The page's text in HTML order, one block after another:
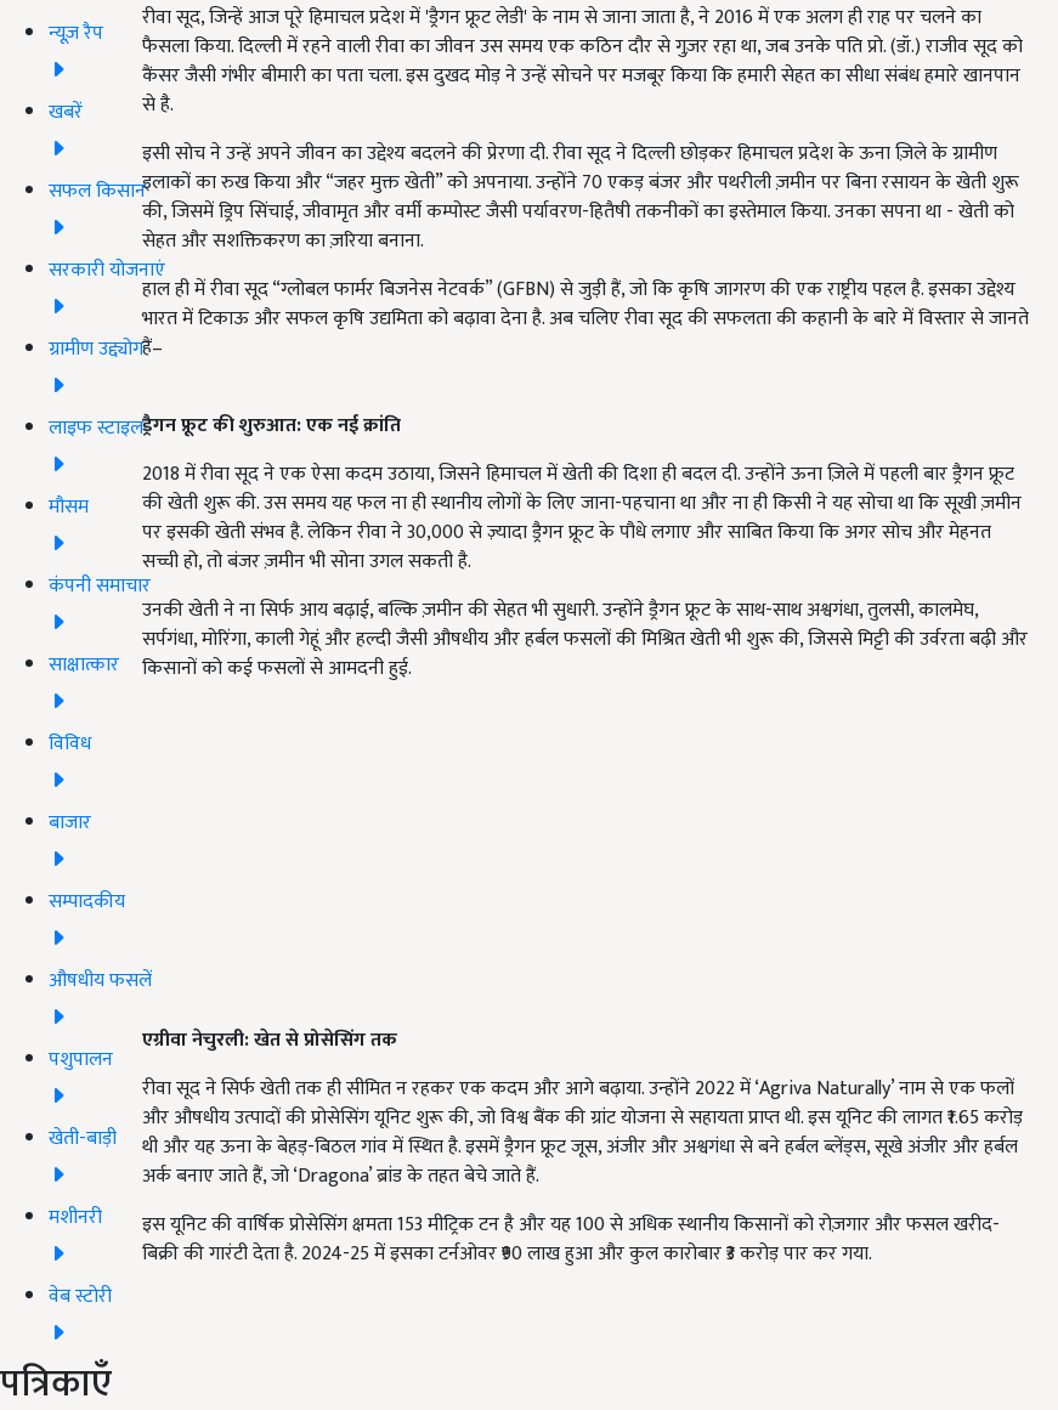
न्यूज़ रैप
खबरें
सफल किसान
सरकारी योजनाएं
ग्रामीण उद्द्योग
लाइफ स्टाइल
मौसम
कंपनी समाचार
साक्षात्कार
विविध
बाजार
सम्पादकीय
औषधीय फसलें
पशुपालन
खेती-बाड़ी
मशीनरी
वेब स्टोरी
पत्रिकाएँ
रीवा सूद, जिन्हें आज पूरे हिमाचल प्रदेश में 'ड्रैगन फ्रूट लेडी' के नाम से जाना जाता है, ने 2016 में एक अलग ही राह पर चलने का
फैसला किया. दिल्ली में रहने वाली रीवा का जीवन उस समय एक कठिन दौर से गुज़र रहा था, जब उनके पति प्रो. (डॉ.) राजीव सूद को
कैंसर जैसी गंभीर बीमारी का पता चला. इस दुखद मोड़ ने उन्हें सोचने पर मजबूर किया कि हमारी सेहत का सीधा संबंध हमारे खानपान
से है.
इसी सोच ने उन्हें अपने जीवन का उद्देश्य बदलने की प्रेरणा दी. रीवा सूद ने दिल्ली छोड़कर हिमाचल प्रदेश के ऊना ज़िले के ग्रामीण
इलाकों का रुख किया और “जहर मुक्त खेती” को अपनाया. उन्होंने 70 एकड़ बंजर और पथरीली ज़मीन पर बिना रसायन के खेती शुरू
की, जिसमें ड्रिप सिंचाई, जीवामृत और वर्मी कम्पोस्ट जैसी पर्यावरण-हितैषी तकनीकों का इस्तेमाल किया. उनका सपना था - खेती को
सेहत और सशक्तिकरण का ज़रिया बनाना.
हाल ही में रीवा सूद “ग्लोबल फार्मर बिजनेस नेटवर्क” (GFBN) से जुड़ी हैं, जो कि कृषि जागरण की एक राष्ट्रीय पहल है. इसका उद्देश्य
भारत में टिकाऊ और सफल कृषि उद्यमिता को बढ़ावा देना है. अब चलिए रीवा सूद की सफलता की कहानी के बारे में विस्तार से जानते
हैं–
ड्रैगन फ्रूट की शुरुआत: एक नई क्रांति
2018 में रीवा सूद ने एक ऐसा कदम उठाया, जिसने हिमाचल में खेती की दिशा ही बदल दी. उन्होंने ऊना ज़िले में पहली बार ड्रैगन फ्रूट
की खेती शुरू की. उस समय यह फल ना ही स्थानीय लोगों के लिए जाना-पहचाना था और ना ही किसी ने यह सोचा था कि सूखी ज़मीन
पर इसकी खेती संभव है. लेकिन रीवा ने 30,000 से ज़्यादा ड्रैगन फ्रूट के पौधे लगाए और साबित किया कि अगर सोच और मेहनत
सच्ची हो, तो बंजर ज़मीन भी सोना उगल सकती है.
उनकी खेती ने ना सिर्फ आय बढ़ाई, बल्कि ज़मीन की सेहत भी सुधारी. उन्होंने ड्रैगन फ्रूट के साथ-साथ अश्वगंधा, तुलसी, कालमेघ,
सर्पगंधा, मोरिंगा, काली गेहूं और हल्दी जैसी औषधीय और हर्बल फसलों की मिश्रित खेती भी शुरू की, जिससे मिट्टी की उर्वरता बढ़ी और
किसानों को कई फसलों से आमदनी हुई.
एग्रीवा नेचुरली: खेत से प्रोसेसिंग तक
रीवा सूद ने सिर्फ खेती तक ही सीमित न रहकर एक कदम और आगे बढ़ाया. उन्होंने 2022 में ‘Agriva Naturally’ नाम से एक फलों
और औषधीय उत्पादों की प्रोसेसिंग यूनिट शुरू की, जो विश्व बैंक की ग्रांट योजना से सहायता प्राप्त थी. इस यूनिट की लागत ₹1.65 करोड़
थी और यह ऊना के बेहड़-बिठल गांव में स्थित है. इसमें ड्रैगन फ्रूट जूस, अंजीर और अश्वगंधा से बने हर्बल ब्लेंड्स, सूखे अंजीर और हर्बल
अर्क बनाए जाते हैं, जो ‘Dragona’ ब्रांड के तहत बेचे जाते हैं.
इस यूनिट की वार्षिक प्रोसेसिंग क्षमता 153 मीट्रिक टन है और यह 100 से अधिक स्थानीय किसानों को रोज़गार और फसल खरीद-
बिक्री की गारंटी देता है. 2024-25 में इसका टर्नओवर ₹90 लाख हुआ और कुल कारोबार ₹3 करोड़ पार कर गया.